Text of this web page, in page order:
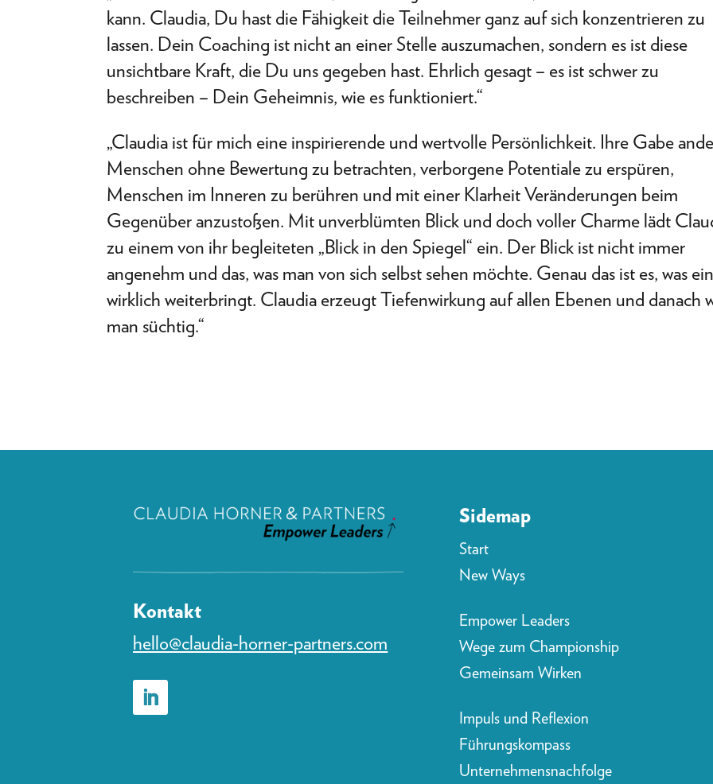
kann. Claudia, Du hast die Fähigkeit die Teilnehmer ganz auf sich konzentrieren zu
lassen. Dein Coaching ist nicht an einer Stelle auszumachen, sondern es ist diese
unsichtbare Kraft, die Du uns gegeben hast. Ehrlich gesagt – es ist schwer zu
beschreiben – Dein Geheimnis, wie es funktioniert.“
„Claudia ist für mich eine inspirierende und wertvolle Persönlichkeit. Ihre Gabe
Menschen ohne Bewertung zu betrachten, verborgene Potentiale zu erspüren,
Menschen im Inneren zu berühren und mit einer Klarheit Veränderungen beim
Gegenüber anzustoßen. Mit unverblümten Blick und doch voller Charme lädt
zu einem von ihr begleiteten „Blick in den Spiegel“ ein. Der Blick ist nicht immer
angenehm und das, was man von sich selbst sehen möchte. Genau das ist es, was
wirklich weiterbringt. Claudia erzeugt Tiefenwirkung auf allen Ebenen und danach
man süchtig.“
Kontakt
hello@claudia-horner-partners.com
Sidemap
Start
New Ways
Empower Leaders
Wege zum Championship
Gemeinsam Wirken
Impuls und Reflexion
Führungskompass
Unternehmensnachfolge